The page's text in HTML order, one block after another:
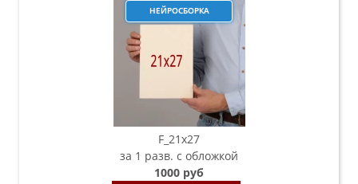
НЕЙРОСБОРКА
F_21х27
за 1 разв. с обложкой
1000 руб